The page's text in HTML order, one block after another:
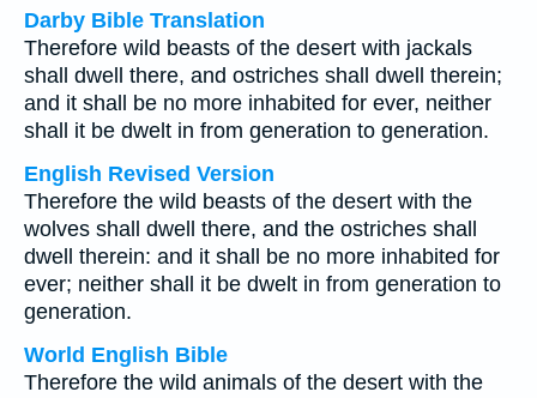
Darby Bible Translation
Therefore wild beasts of the desert with jackals
shall dwell there, and ostriches shall dwell therein;
and it shall be no more inhabited for ever, neither
shall it be dwelt in from generation to generation.
English Revised Version
Therefore the wild beasts of the desert with the
wolves shall dwell there, and the ostriches shall
dwell therein: and it shall be no more inhabited for
ever; neither shall it be dwelt in from generation to
generation.
World English Bible
Therefore the wild animals of the desert with the